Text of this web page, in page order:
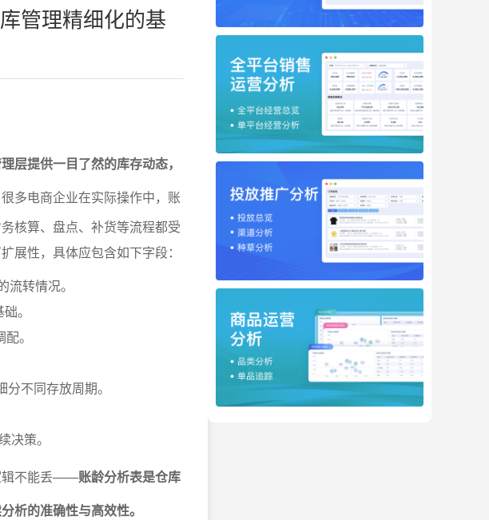
管理精细化的基
层提供一目了然的库存动态，
很多电商企业在实际操作中，账
核算、盘点、补货等流程都受
展性，具体应包含如下字段：
转情况。
。
。
不同存放周期。
决策。
辑不能丢——账龄分析表是仓库
析的准确性与高效性。